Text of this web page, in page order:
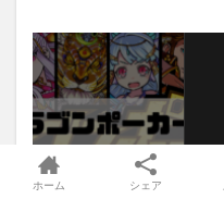
ホーム シェア